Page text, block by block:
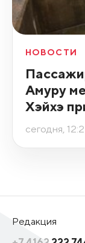
НОВОСТИ
Амуру
Хэйхэ
сегодня,
Редакция